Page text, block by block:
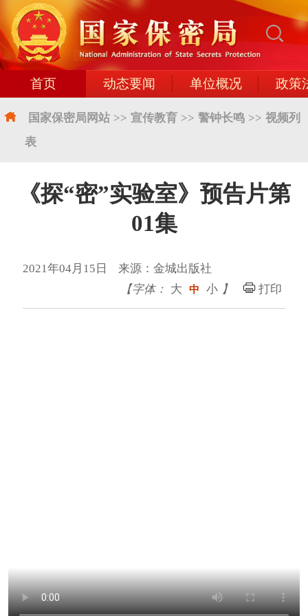
首页 动态要闻 单位概况 政策
国家保密局网站 >> 宣传教育 >> 警钟长鸣 >> 视频列
表
《探“密”实验室》预告片第
01集
2021年04月15日 来源：金城出版社
【字体： 大 中 小 】 打印